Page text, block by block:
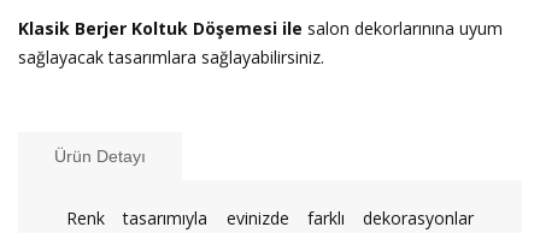
Klasik Berjer Koltuk Döşemesi ile salon dekorlarınına uyum
sağlayacak tasarımlara sağlayabilirsiniz.
Ürün Detayı
Renk tasarımıyla evinizde farklı dekorasyonlar